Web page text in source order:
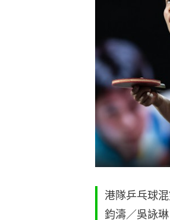
港隊乒乓球
鈞濤／吳詠
合戶上隼輔
港隊混雙組合
「黃杜配」直
／何天天（